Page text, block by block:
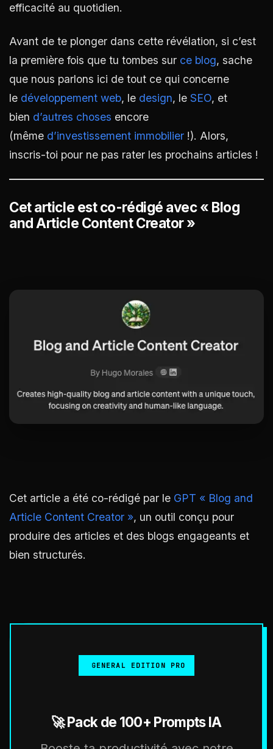
efficacité au quotidien.
Avant de te plonger dans cette révélation, si c’est
la première fois que tu tombes sur ce blog, sache
que nous parlons ici de tout ce qui concerne
le développement web, le design, le SEO, et
bien d’autres choses encore
(même d’investissement immobilier !). Alors,
inscris-toi pour ne pas rater les prochains articles !
Cet article est co-rédigé avec « Blog
and Article Content Creator »
Cet article a été co-rédigé par le GPT « Blog and
Article Content Creator », un outil conçu pour
produire des articles et des blogs engageants et
bien structurés.
GENERAL EDITION PRO
🚀 Pack de 100+ Prompts IA